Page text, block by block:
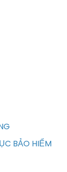
BẢO HIỂM